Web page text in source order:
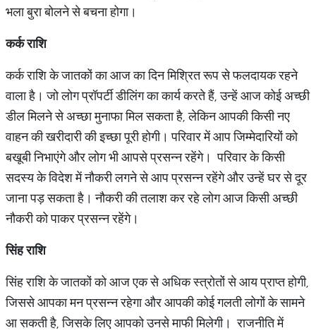
भला बुरा बोलने से बचना होगा।
कर्क राशि
कर्क राशि के जातकों का आज का दिन मिश्रित रूप से फलदायक रहने
वाला है। जो लोग प्रॉपर्टी डीलिंग का कार्य करते हैं, उन्हें आज कोई अच्छी
डील मिलने से अच्छा मुनाफा मिल सकता है, लेकिन आपकी किसी नए
वाहन की खरीदारी की इच्छा पूरी होगी। परिवार में आप जिम्मेदारियों को
बखूबी निभाएंगे और लोग भी आपसे प्रसन्न रहेंगे। परिवार के किसी
सदस्य के विदेश में नौकरी लगने से आप प्रसन्न रहेंगे और उन्हें घर से दूर
जाना पड़ सकता है। नौकरी की तलाश कर रहे लोग आज किसी अच्छी
नौकरी को पाकर प्रसन्न रहेंगे।
सिंह राशि
सिंह राशि के जातकों को आज एक से अधिक स्त्रोतों से आय प्राप्त होगी,
जिससे आपका मन प्रसन्न रहेगा और आपकी कोई गलती लोगों के सामने
आ सकती है, जिसके लिए आपको उनसे माफी मिलेगी। राजनीति में